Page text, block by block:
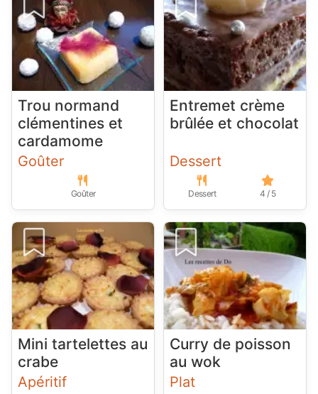
Trou normand
clémentines et
cardamome
Goûter
Goûter
Entremet crème
brûlée et chocolat
Dessert
Dessert 4 / 5
Mini tartelettes au
crabe
Apéritif
Curry de poisson
au wok
Plat